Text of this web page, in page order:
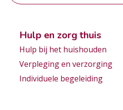
Hulp en zorg thuis
Hulp bij het huishouden
Verpleging en verzorging
Individuele begeleiding